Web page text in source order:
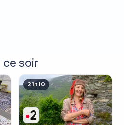
ce soir
21h10